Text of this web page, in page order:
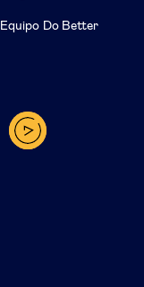
Equipo Do Better